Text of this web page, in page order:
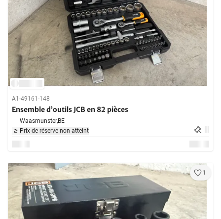
A1-49161-148
Ensemble d’outils JCB en 82 pièces
Waasmunster,BE
Prix de réserve non atteint
1